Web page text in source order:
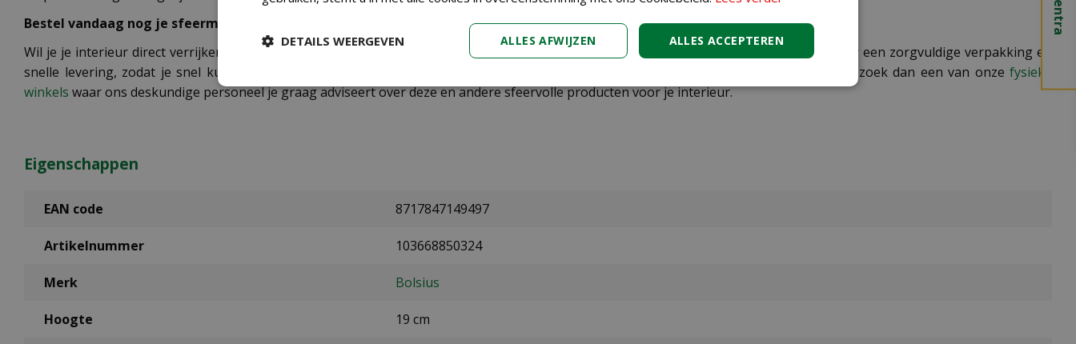
Bestel vandaag nog je sfeermaker
Wil je je interieur direct verrijken met deze prachtige Bolsius kaars rustiek 7x19 cm taupe? Bestel hem eenvoudig online. We zorgen voor een zorgvuldige verpakking en
snelle levering, zodat je snel kunt genieten van de warme sfeer die deze kaars brengt. Liever eerst de kaars in het echt bekijken? Bezoek dan een van onze fysieke
winkels waar ons deskundige personeel je graag adviseert over deze en andere sfeervolle producten voor je interieur.
Eigenschappen
EAN code 8717847149497
Artikelnummer 103668850324
Merk Bolsius
Hoogte 19 cm
ALLES ACCEPTEREN
ALLES AFWIJZEN
DETAILS WEERGEVEN